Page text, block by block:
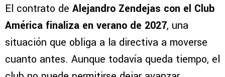
El contrato de Alejandro Zendejas con el Club
América finaliza en verano de 2027, una
situación que obliga a la directiva a moverse
cuanto antes. Aunque todavía queda tiempo, el